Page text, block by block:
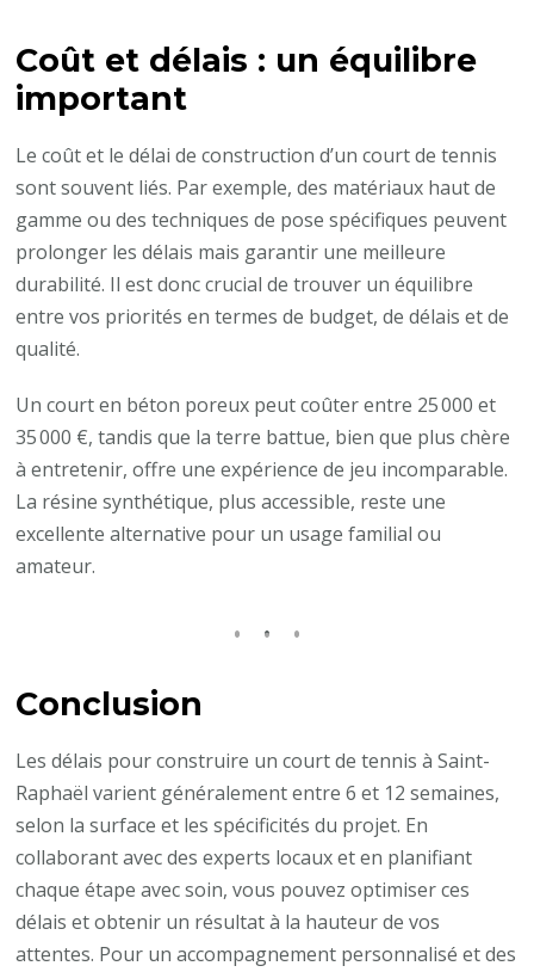
Coût et délais : un équilibre
important
Le coût et le délai de construction d’un court de tennis
sont souvent liés. Par exemple, des matériaux haut de
gamme ou des techniques de pose spécifiques peuvent
prolonger les délais mais garantir une meilleure
durabilité. Il est donc crucial de trouver un équilibre
entre vos priorités en termes de budget, de délais et de
qualité.
Un court en béton poreux peut coûter entre 25 000 et
35 000 €, tandis que la terre battue, bien que plus chère
à entretenir, offre une expérience de jeu incomparable.
La résine synthétique, plus accessible, reste une
excellente alternative pour un usage familial ou
amateur.
Conclusion
Les délais pour construire un court de tennis à Saint-
Raphaël varient généralement entre 6 et 12 semaines,
selon la surface et les spécificités du projet. En
collaborant avec des experts locaux et en planifiant
chaque étape avec soin, vous pouvez optimiser ces
délais et obtenir un résultat à la hauteur de vos
attentes. Pour un accompagnement personnalisé et des